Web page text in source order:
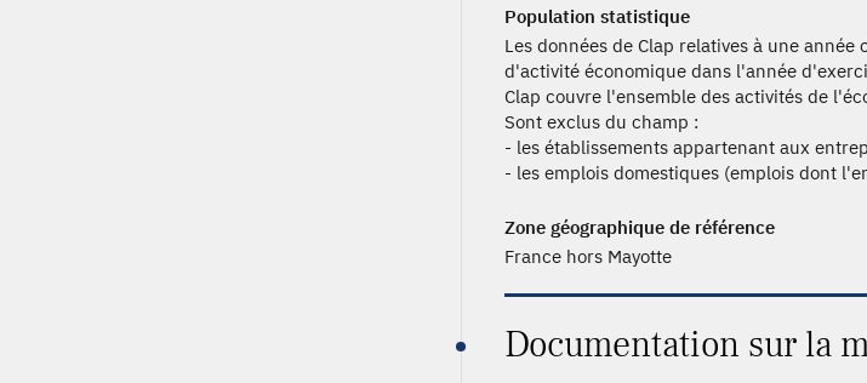
Population statistique
Les données de Clap relatives à une
d'activité économique dans l'année
Clap couvre l'ensemble des activités de
Sont exclus du champ :
- les établissements appartenant aux
- les emplois domestiques (emplois dont
Zone géographique de référence
France hors Mayotte
Documentation sur la